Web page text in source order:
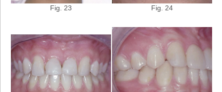
Fig. 23 Fig. 24